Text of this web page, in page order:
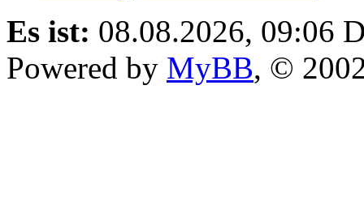
Es ist: 08.08.2026, 09:06
Powered by MyBB, ©